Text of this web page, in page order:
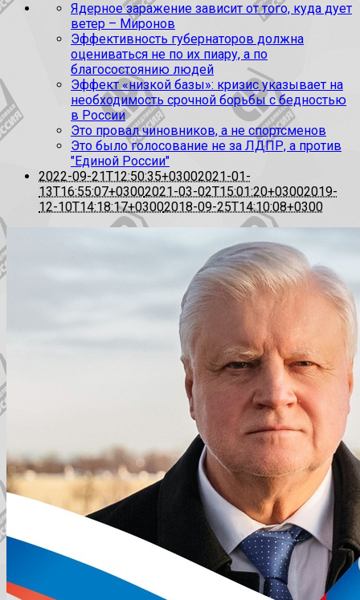
Ядерное заражение зависит от того, куда дует
ветер – Миронов
Эффективность губернаторов должна
оцениваться не по их пиару, а по
благосостоянию людей
Эффект «низкой базы»: кризис указывает на
необходимость срочной борьбы с бедностью
в России
Это провал чиновников, а не спортсменов
Это было голосование не за ЛДПР, а против
"Единой России"
2022-09-21T12:50:35+03002021-01-
13T16:55:07+03002021-03-02T15:01:20+03002019-
12-10T14:18:17+03002018-09-25T14:10:08+0300